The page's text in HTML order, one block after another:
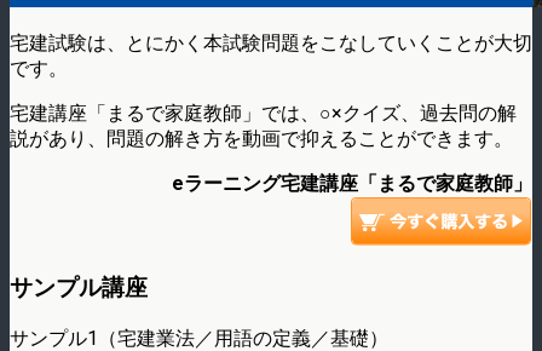
宅建試験は、とにかく本試験問題をこなしていくことが大切
です。
宅建講座「まるで家庭教師」では、○×クイズ、過去問の解
説があり、問題の解き方を動画で抑えることができます。
eラーニング宅建講座「まるで家庭教師」
サンプル講座
サンプル1（宅建業法／用語の定義／基礎）